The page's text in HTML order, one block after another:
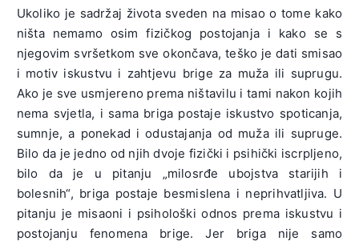
Ukoliko je sadržaj života sveden na misao o tome kako
ništa nemamo osim fizičkog postojanja i kako se s
njegovim svršetkom sve okončava, teško je dati smisao
i motiv iskustvu i zahtjevu brige za muža ili suprugu.
Ako je sve usmjereno prema ništavilu i tami nakon kojih
nema svjetla, i sama briga postaje iskustvo spoticanja,
sumnje, a ponekad i odustajanja od muža ili supruge.
Bilo da je jedno od njih dvoje fizički i psihički iscrpljeno,
bilo da je u pitanju „milosrđe ubojstva starijih i
bolesnih“, briga postaje besmislena i neprihvatljiva. U
pitanju je misaoni i psihološki odnos prema iskustvu i
postojanju fenomena brige. Jer briga nije samo